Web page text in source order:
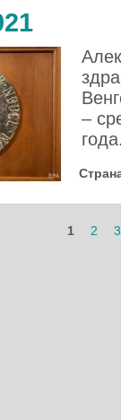
–
года.
1 2 3